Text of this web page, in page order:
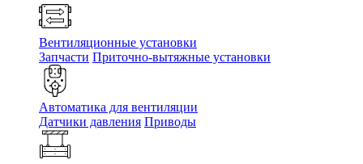
Вентиляционные установки
Запчасти Приточно-вытяжные установки
Автоматика для вентиляции
Датчики давления Приводы